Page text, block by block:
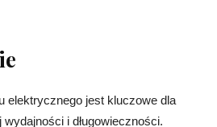
elektrycznego jest kluczowe dla
i długowieczności.